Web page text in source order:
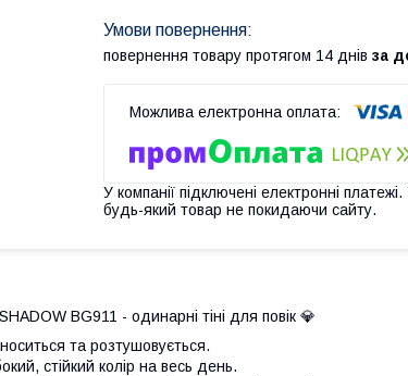
повернення товару протягом 14 днів за
У компанії підключені електронні
будь-який товар не покидаючи сайту.
BG911 - одинарні тіні для повік 💎
та розтушовується.
стійкий колір на весь день.